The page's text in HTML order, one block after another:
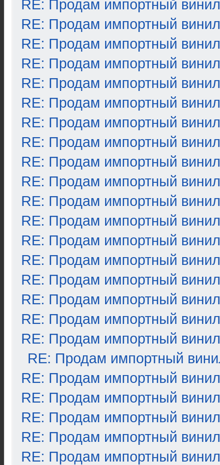
RE: Продам импортный винил
RE: Продам импортный винил
RE: Продам импортный винил
RE: Продам импортный винил
RE: Продам импортный винил
RE: Продам импортный винил
RE: Продам импортный винил
RE: Продам импортный винил
RE: Продам импортный винил
RE: Продам импортный винил
RE: Продам импортный винил
RE: Продам импортный винил
RE: Продам импортный винил
RE: Продам импортный винил
RE: Продам импортный винил
RE: Продам импортный винил
RE: Продам импортный винил
RE: Продам импортный винил
RE: Продам импортный
RE: Продам импортный винил
RE: Продам импортный винил
RE: Продам импортный винил
RE: Продам импортный винил
RE: Продам импортный винил